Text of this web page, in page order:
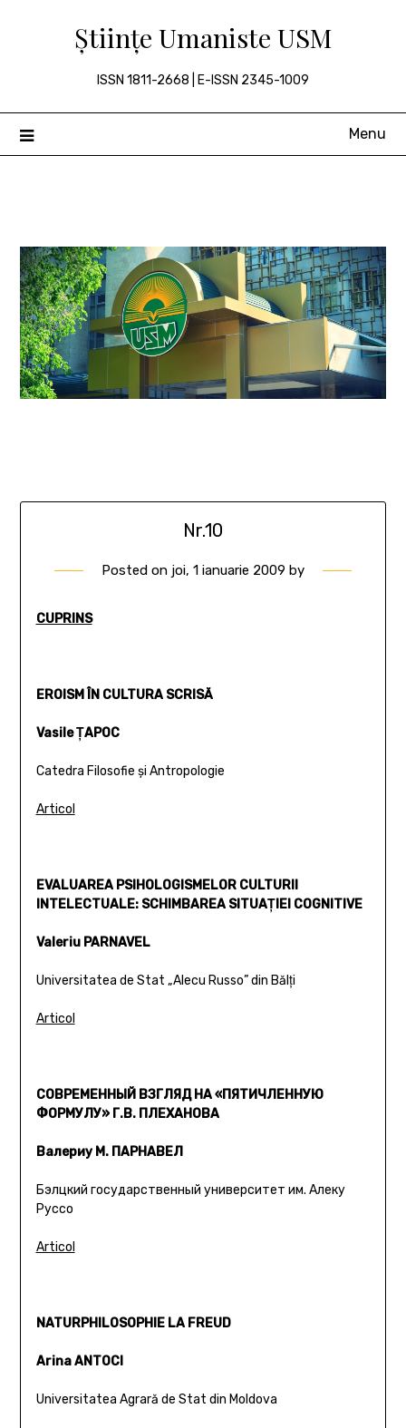
Științe Umaniste USM
ISSN 1811-2668 | E-ISSN 2345-1009
Menu
Nr.10
Posted on joi, 1 ianuarie 2009 by
CUPRINS
EROISM ÎN CULTURA SCRISĂ
Vasile ŢAPOC
Catedra Filosofie şi Antropologie
Articol
EVALUAREA PSIHOLOGISMELOR CULTURII
INTELECTUALE: SCHIMBAREA SITUAŢIEI COGNITIVE
Valeriu PARNAVEL
Universitatea de Stat „Alecu Russo” din Bălţi
Articol
СОВРЕМЕННЫЙ ВЗГЛЯД НА «ПЯТИЧЛЕННУЮ
ФОРМУЛУ» Г.В. ПЛЕХАНОВА
Валериу М. ПАРНАВЕЛ
Бэлцкий государственный университет им. Алеку
Руссо
Articol
NATURPHILOSOPHIE LA FREUD
Arina ANTOCI
Universitatea Agrară de Stat din Moldova